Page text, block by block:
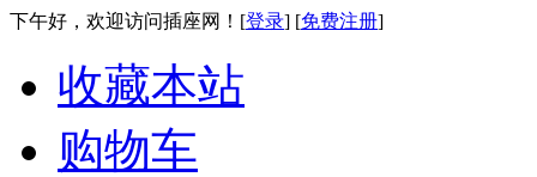
下午好，欢迎访问插座网！[登录] [免费注册]
收藏本站
购物车